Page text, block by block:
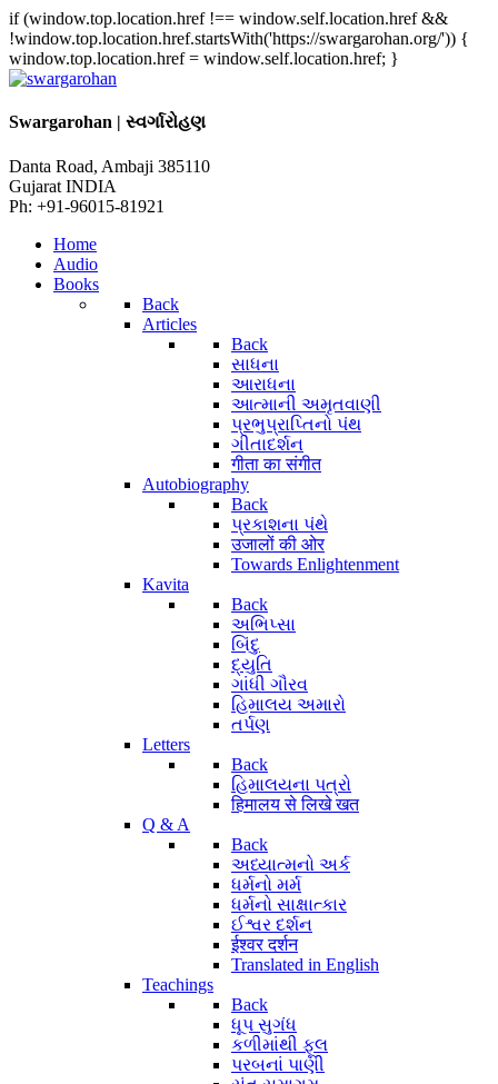
if (window.top.location.href !== window.self.location.href &&
!window.top.location.href.startsWith('https://swargarohan.org/')) {
window.top.location.href = window.self.location.href; }
Swargarohan | સ્વર્ગારોહણ
Danta Road, Ambaji 385110
Gujarat INDIA
Ph: +91-96015-81921
Home
Audio
Books
Back
Articles
Back
સાધના
આરાધના
આત્માની અમૃતવાણી
પ્રભુપ્રાપ્તિનો પંથ
ગીતાદર્શન
गीता का संगीत
Autobiography
Back
પ્રકાશના પંથે
उजालों की ओर
Towards Enlightenment
Kavita
Back
અભિપ્સા
બિંદુ
દ્યુતિ
ગાંધી ગૌરવ
હિમાલય અમારો
તર્પણ
Letters
Back
હિમાલયના પત્રો
हिमालय से लिखे खत
Q & A
Back
અધ્યાત્મનો અર્ક
ધર્મનો મર્મ
ધર્મનો સાક્ષાત્કાર
ઈશ્વર દર્શન
ईश्वर दर्शन
Translated in English
Teachings
Back
ધૂપ સુગંધ
કળીમાંથી ફૂલ
પરબનાં પાણી